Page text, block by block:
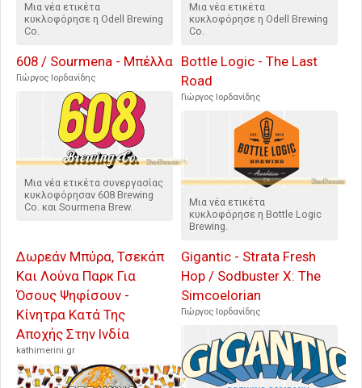
Μια νέα ετικέτα
κυκλοφόρησε η Odell Brewing
Co.
Μια νέα ετικέτα
κυκλοφόρησε η Odell Brewing
Co.
608 / Sourmena - Μπέλλα
Γιώργος Ιορδανίδης
Μια νέα ετικέτα συνεργασίας
κυκλοφόρησαν 608 Brewing
Co. και Sourmena Brew.
Bottle Logic - The Last
Road
Γιώργος Ιορδανίδης
Μια νέα ετικέτα
κυκλοφόρησε η Bottle Logic
Brewing.
Δωρεάν Μπύρα, Τσεκάπ
Και Λούνα Παρκ Για
Όσους Ψηφίσουν -
Κίνητρα Κατά Της
Αποχής Στην Ινδία
kathimerini.gr
Gigantic - Strata Fresh
Hop / Sodbuster X: The
Simcoelorian
Γιώργος Ιορδανίδης